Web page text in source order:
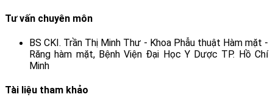
Tư vấn chuyên môn
BS CKI. Trần Thị Minh Thư - Khoa Phẫu thuật Hàm mặt -
Răng hàm mặt, Bệnh Viện Đại Học Y Dược TP. Hồ Chí
Minh
Tài liệu tham khảo